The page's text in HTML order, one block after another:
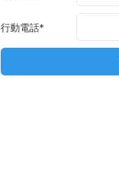
行動電話*